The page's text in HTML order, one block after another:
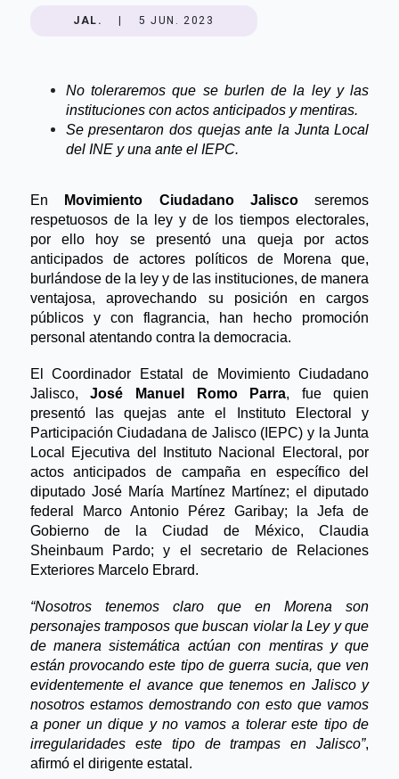
JAL. 5 JUN. 2023
No toleraremos que se burlen de la ley y las
instituciones con actos anticipados y mentiras.
Se presentaron dos quejas ante la Junta Local
del INE y una ante el IEPC.
En Movimiento Ciudadano Jaliscoseremos
respetuosos de la ley y de los tiempos electorales,
por ello hoy se presentó una queja por actos
anticipados de actores políticos de Morena que,
burlándose de la ley y de las instituciones, de manera
ventajosa, aprovechando su posición en cargos
públicos y con flagrancia, han hecho promoción
personal atentando contra la democracia.
E l Coordinador Estatal de Movimiento Ciudadano
Jalisco,José Manuel Romo Parra, fue quien
presentó las quejas ante el Instituto Electoral y
Participación Ciudadana de Jalisco (IEPC) y la Junta
Local Ejecutiva del Instituto Nacional Electoral, por
actos anticipados de campaña en específico del
diputado José María Martínez Martínez; el diputado
federal Marco Antonio Pérez Garibay; la Jefa de
Gobierno de la Ciudad de México, Claudia
Sheinbaum Pardo; y el secretario de Relaciones
Exteriores Marcelo Ebrard.
“Nosotros tenemos claro que en Morena son
personajes tramposos que buscan violar la Ley y que
de manera sistemática actúan con mentiras y que
están provocando este tipo de guerra sucia, que ven
evidentemente el avance que tenemos en Jalisco y
nosotros estamos demostrando con esto que vamos
a poner un dique y no vamos a tolerar este tipo de
irregularidades este tipo de trampas en Jalisco”,
afirmó el dirigente estatal.